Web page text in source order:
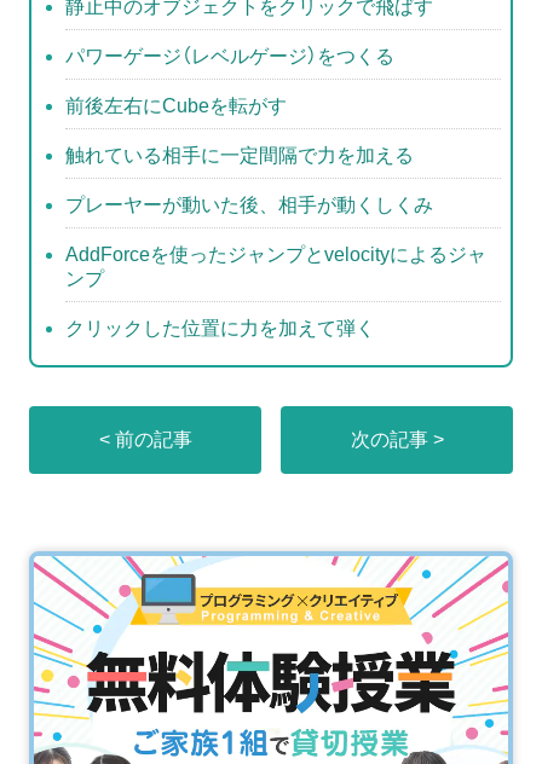
静止中のオブジェクトをクリックで飛ばす
パワーゲージ（レベルゲージ）をつくる
前後左右にCubeを転がす
触れている相手に一定間隔で力を加える
プレーヤーが動いた後、相手が動くしくみ
AddForceを使ったジャンプとvelocityによるジャ
ンプ
クリックした位置に力を加えて弾く
< 前の記事 次の記事 >